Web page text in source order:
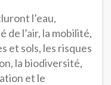
l’eau,
de l’air, la mobilité,
et sols, les risques
la biodiversité,
et le